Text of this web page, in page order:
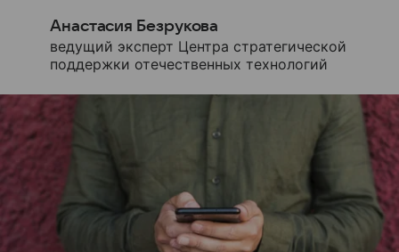
Анастасия Безрукова
ведущий эксперт Центра стратегической
поддержки отечественных технологий